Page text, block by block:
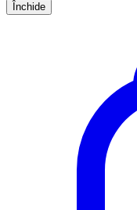
Închide